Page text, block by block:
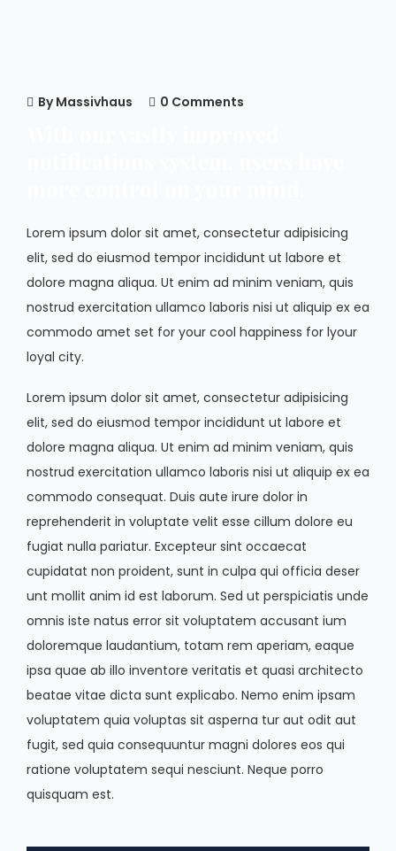
ByMassivhaus 0 Comments
Lorem ipsum dolor sit amet, consectetur adipisicing
elit, sed do eiusmod tempor incididunt ut labore et
dolore magna aliqua. Ut enim ad minim veniam, quis
nostrud exercitation ullamco laboris nisi ut aliquip ex ea
commodo amet set for your cool happiness for lyour
loyal city.
Lorem ipsum dolor sit amet, consectetur adipisicing
elit, sed do eiusmod tempor incididunt ut labore et
dolore magna aliqua. Ut enim ad minim veniam, quis
nostrud exercitation ullamco laboris nisi ut aliquip ex ea
commodo consequat. Duis aute irure dolor in
reprehenderit in voluptate velit esse cillum dolore eu
fugiat nulla pariatur. Excepteur sint occaecat
cupidatat non proident, sunt in culpa qui officia deser
unt mollit anim id est laborum. Sed ut perspiciatis unde
omnis iste natus error sit voluptatem accusant ium
doloremque laudantium, totam rem aperiam, eaque
ipsa quae ab illo inventore veritatis et quasi architecto
beatae vitae dicta sunt explicabo. Nemo enim ipsam
voluptatem quia voluptas sit asperna tur aut odit aut
fugit, sed quia consequuntur magni dolores eos qui
ratione voluptatem sequi nesciunt. Neque porro
quisquam est.